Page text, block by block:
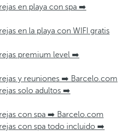
en playa con spa ➡️
en la playa con WIFI gratis
premium level ➡️
y reuniones ➡️ Barcelo.com
solo adultos ➡️
con spa ➡️ Barcelo.com
con spa todo incluido ➡️